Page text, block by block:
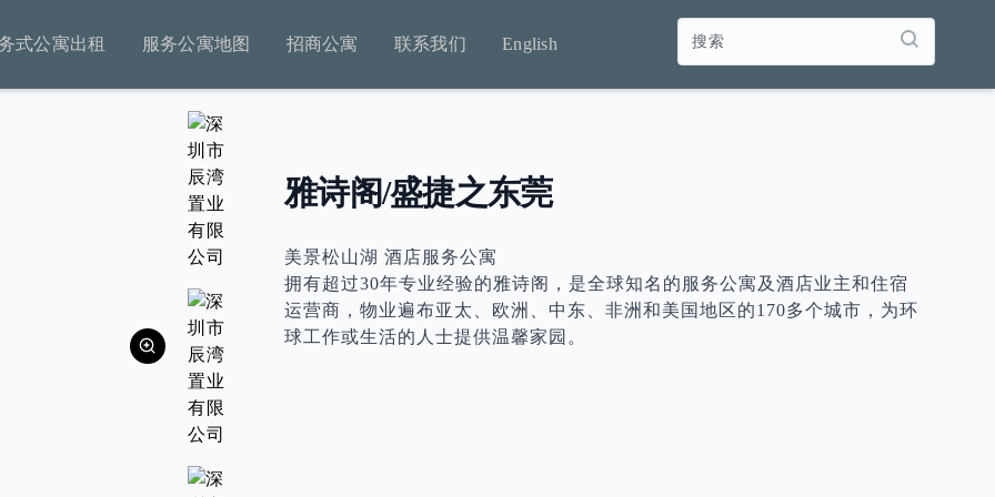
式公寓出租 服务公寓地图 招商公寓 联系我们 English
雅诗阁/盛捷之东莞
美景松山湖 酒店服务公寓
拥有超过30年专业经验的雅诗阁，是全球知名的服务公寓及酒店业主和住宿
运营商，物业遍布亚太、欧洲、中东、非洲和美国地区的170多个城市，为环
球工作或生活的人士提供温馨家园。